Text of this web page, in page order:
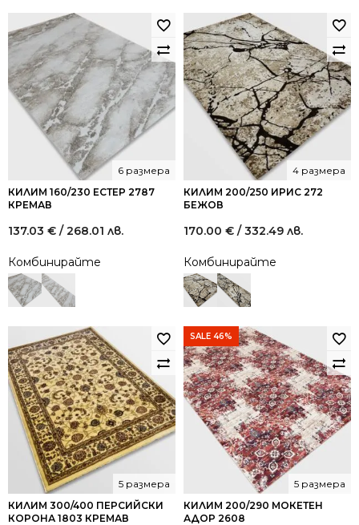
КИЛИМ 160/230 ЕСТЕР 2787
КРЕМАВ
6 размера
137.03 € / 268.01 лв.
Комбинирайте
КИЛИМ 200/250 ИРИС 272
БЕЖОВ
4 размера
170.00 € / 332.49 лв.
Комбинирайте
КИЛИМ 300/400 ПЕРСИЙСКИ
КОРОНА 1803 КРЕМАВ
5 размера
SALE 46%
КИЛИМ 200/290 МОКЕТЕН
АДОР 2608
5 размера